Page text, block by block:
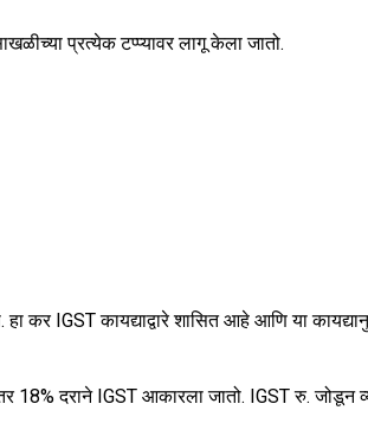
प्रत्येक टप्प्यावर लागू केला जातो.
कर IGST कायद्याद्वारे शासित आहे आणि या
18% दराने IGST आकारला जातो. IGST रु.